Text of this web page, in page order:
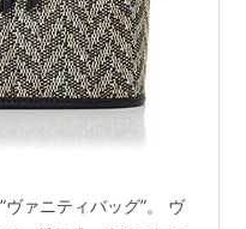
ァニティバッグ”。 ヴ